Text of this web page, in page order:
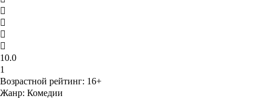
10.0
1
Возрастной рейтинг: 16+
Жанр: Комедии